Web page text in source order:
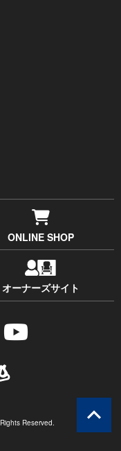
ONLINE SHOP
オーナーズサイト
Reserved.